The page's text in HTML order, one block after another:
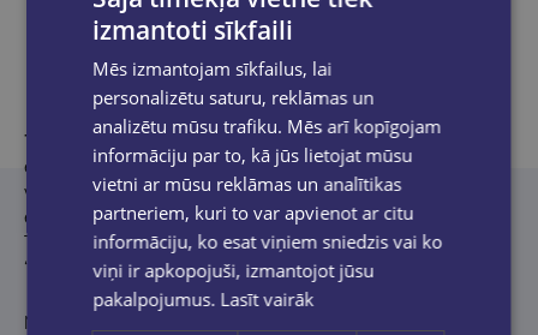
Product description
Tomass Eriksons
) ir zviedru biheiviorisma
eksperts un bestselleru autors. Viņa grāmata “Apkārt vieni
vienīgi idioti” pasaulē ir pārdota vairāk nekā 3 miljonos
eksemplāru un tulkota 55 valodās. Latviski ir iznākuši arī
Tomasa Eriksona darbi “Apkārt vieni vienīgi idioti priekšnieki” un
“Apkārt vieni vienīgi narcisi”.
No angļu valodas tulkojusi
izmantoti sīkfaili
Mēs izmantojam sīkfailus, lai
personalizētu saturu, reklāmas un
analizētu mūsu trafiku. Mēs arī kopīgojam
informāciju par to, kā jūs lietojat mūsu
vietni ar mūsu reklāmas un analītikas
partneriem, kuri to var apvienot ar citu
informāciju, ko esat viņiem sniedzis vai ko
viņi ir apkopojuši, izmantojot jūsu
pakalpojumus. Lasīt vairāk